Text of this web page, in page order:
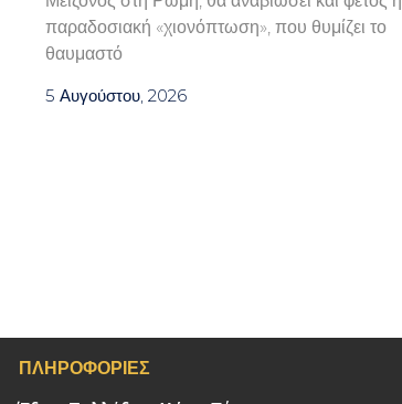
παραδοσιακή «χιονόπτωση», που θυμίζει το
θαυμαστό
5 Αυγούστου, 2026
ΠΛΗΡΟΦΟΡΊΕΣ